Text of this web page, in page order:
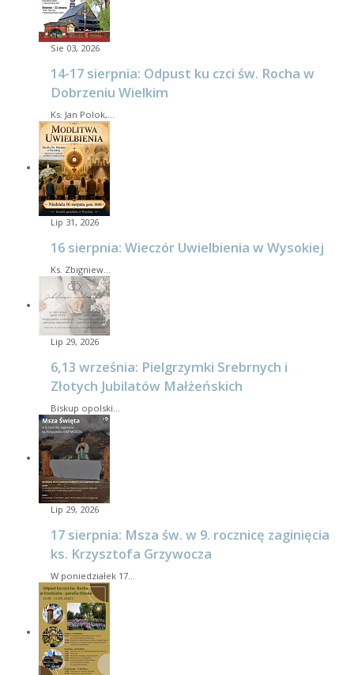
Sie 03, 2026
14-17 sierpnia: Odpust ku czci św. Rocha w
Dobrzeniu Wielkim
Ks. Jan Polok,…
Lip 31, 2026
16 sierpnia: Wieczór Uwielbienia w Wysokiej
Ks. Zbigniew…
Lip 29, 2026
6,13 września: Pielgrzymki Srebrnych i
Złotych Jubilatów Małżeńskich
Biskup opolski…
Lip 29, 2026
17 sierpnia: Msza św. w 9. rocznicę zaginięcia
ks. Krzysztofa Grzywocza
W poniedziałek 17…